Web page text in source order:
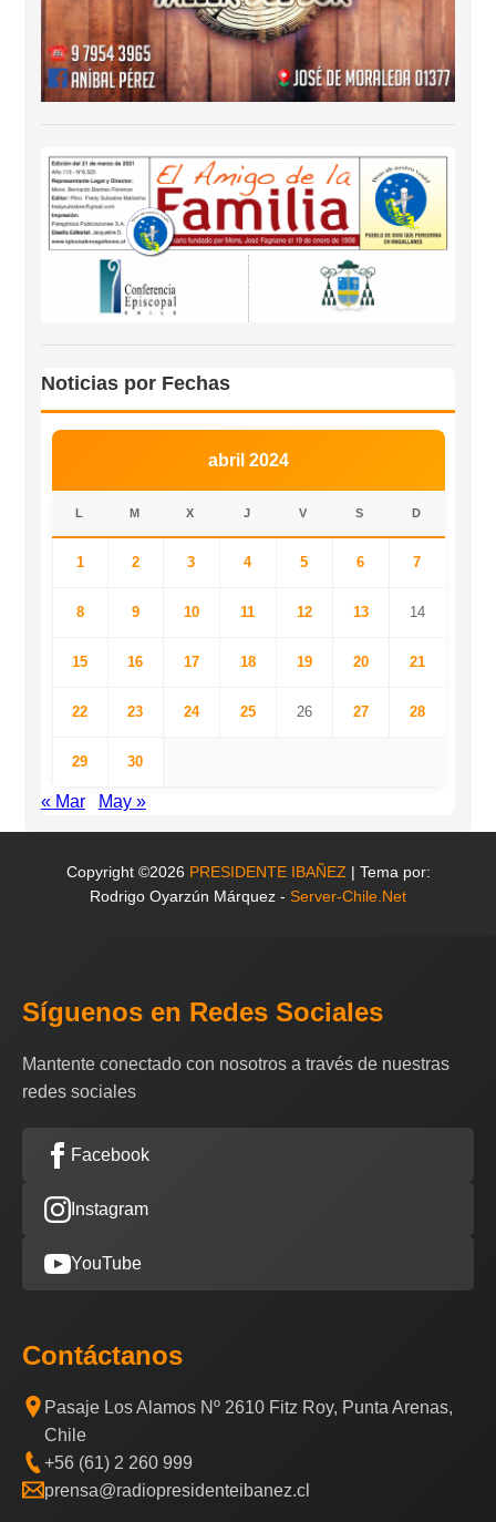
Noticias por Fechas
abril 2024
L M X J V S D
1 2 3 4 5 6 7
8 9 10 11 12 13 14
15 16 17 18 19 20 21
22 23 24 25 26 27 28
29 30
« Mar May »
Copyright ©2026 PRESIDENTE IBAÑEZ | Tema por:
Rodrigo Oyarzún Márquez - Server-Chile.Net
Síguenos en Redes Sociales
Mantente conectado con nosotros a través de nuestras
redes sociales
Facebook
Instagram
YouTube
Contáctanos
Pasaje Los Alamos Nº 2610 Fitz Roy, Punta Arenas,
Chile
+56 (61) 2 260 999
prensa@radiopresidenteibanez.cl